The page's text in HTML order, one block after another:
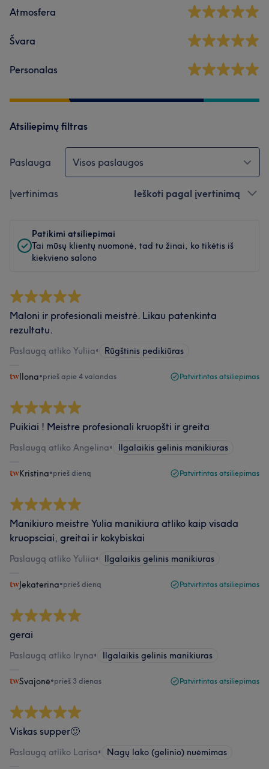
Atmosfera
Švara
Personalas
Atsiliepimų filtras
Paslauga Visos paslaugos
Įvertinimas Ieškoti pagal įvertinimą
Patikimi atsiliepimai
Tai mūsų klientų nuomonė, tad tu žinai, ko tikėtis iš
kiekvieno salono
Maloni ir profesionali meistrė. Likau patenkinta
rezultatu.
Paslaugą atliko Yuliia• Rūgštinis pedikiūras
Ilona•prieš apie 4 valandas Patvirtintas atsiliepimas
Puikiai ! Meistre profesionali kruopšti ir greita
Paslaugą atliko Angelina• Ilgalaikis gelinis manikiuras
Kristina•prieš dieną Patvirtintas atsiliepimas
Manikiuro meistre Yulia manikiura atliko kaip visada
kruopsciai, greitai ir kokybiskai
Paslaugą atliko Yuliia• Ilgalaikis gelinis manikiuras
Jekaterina•prieš dieną Patvirtintas atsiliepimas
gerai
Paslaugą atliko Iryna• Ilgalaikis gelinis manikiuras
Svajonė•prieš 3 dienas Patvirtintas atsiliepimas
Viskas supper🙂
Paslaugą atliko Larisa• Nagų lako (gelinio) nuėmimas